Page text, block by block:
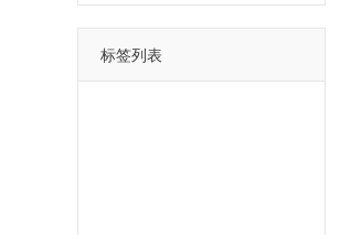
标签列表